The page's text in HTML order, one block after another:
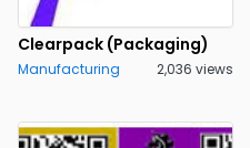
Clearpack (Packaging)
Manufacturing 2,036 views